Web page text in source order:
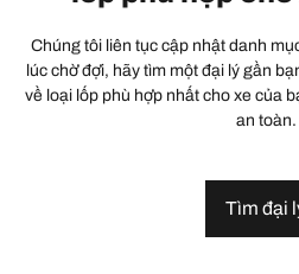
Chúng tôi liên tục cập nhật danh
lúc chờ đợi, hãy tìm một đại lý gần
về loại lốp phù hợp nhất cho xe của
an toàn.
Tìm đại